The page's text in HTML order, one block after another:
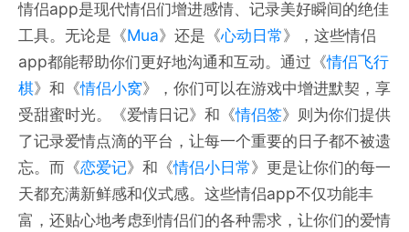
情侣app是现代情侣们增进感情、记录美好瞬间的绝佳
工具。无论是《Mua》还是《心动日常》，这些情侣
app都能帮助你们更好地沟通和互动。通过《情侣飞行
棋》和《情侣小窝》，你们可以在游戏中增进默契，享
受甜蜜时光。《爱情日记》和《情侣签》则为你们提供
了记录爱情点滴的平台，让每一个重要的日子都不被遗
忘。而《恋爱记》和《情侣小日常》更是让你们的每一
天都充满新鲜感和仪式感。这些情侣app不仅功能丰
富，还贴心地考虑到情侣们的各种需求，让你们的爱情